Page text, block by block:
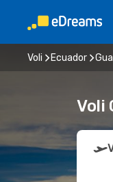
Voli Ecuador
Voli